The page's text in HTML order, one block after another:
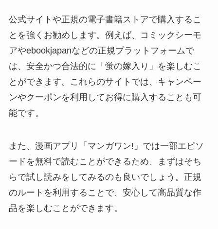
公式サイトや正規の電子書籍ストアで購入するこ
とを強くお勧めします。例えば、コミックシーモ
アやebookjapanなどの正規プラットフォームで
は、安全かつ合法的に「蛍の嫁入り」を楽しむこ
とができます。これらのサイトでは、キャンペー
ンやクーポンを利用してお得に購入することも可
能です。
また、漫画アプリ「マンガワン!」では一部エピソ
ードを無料で読むことができるため、まずはそち
らで試し読みをしてみるのも良いでしょう。正規
のルートを利用することで、安心して高品質な作
品を楽しむことができます。